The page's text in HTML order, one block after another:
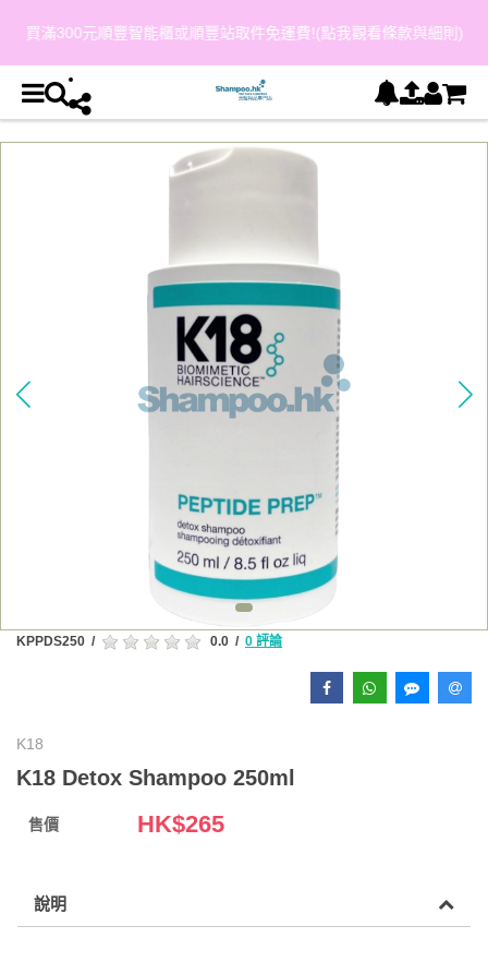
買滿300元順豐智能櫃或順豐站取件免運費!(點我觀看條款與細則)
KPPDS250 / 0.0 / 0 評論
K18
K18 Detox Shampoo 250ml
售價 HK$265
說明